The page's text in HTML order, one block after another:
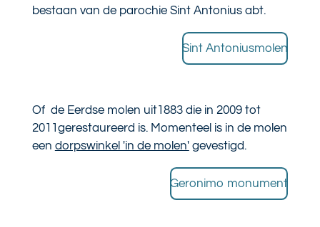
bestaan van de parochie Sint Antonius abt.
Sint Antoniusmolen
Of de Eerdse molen uit1883 die in 2009 tot
2011gerestaureerd is. Momenteel is in de molen
een dorpswinkel 'in de molen'gevestigd.
Geronimo monument